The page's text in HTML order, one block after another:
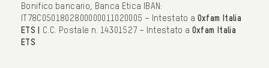
Bonifico bancario, Banca Etica IBAN:
IT78C0501802800000011020005 – Intestato a Oxfam Italia
ETS | C.C. Postale n. 14301527 – Intestato a Oxfam Italia
ETS